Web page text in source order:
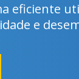
eficiente
e